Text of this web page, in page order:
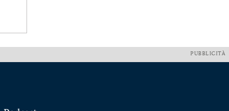
PUBBLICITÀ